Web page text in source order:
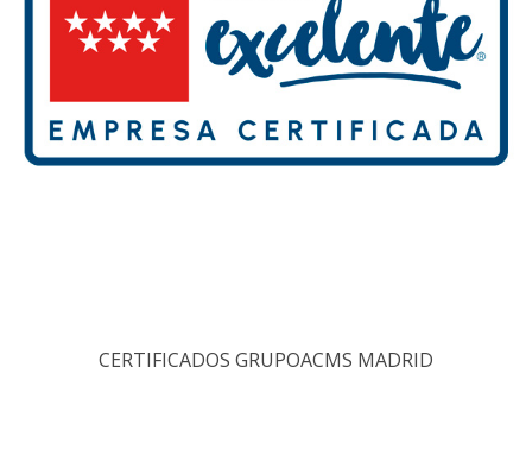
CERTIFICADOS GRUPOACMS MADRID